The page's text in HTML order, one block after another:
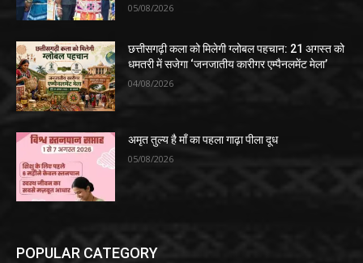
05/08/2026
​छत्तीसगढ़ी कला को मिलेगी ग्लोबल पहचान: 21 अगस्त को
धमतरी में सजेगा ‘जनजातीय कारीगर एम्पैनलमेंट मेला’
04/08/2026
अमृत तुल्य है माँ का पहला गाढ़ा पीला दूध
05/08/2026
POPULAR CATEGORY